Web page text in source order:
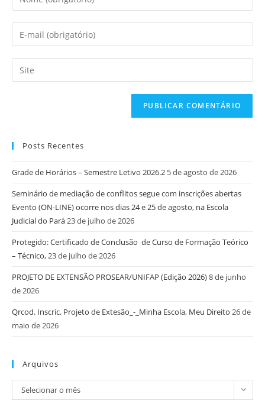
Posts Recentes
Grade de Horários – Semestre Letivo 2026.2 5 de agosto de 2026
Seminário de mediação de conflitos segue com inscrições abertas
Evento (ON-LINE) ocorre nos dias 24 e 25 de agosto, na Escola
Judicial do Pará23 de julho de 2026
Protegido: Certificado de Conclusão de Curso de Formação Teórico
– Técnico,23 de julho de 2026
PROJETO DE EXTENSÃO PROSEAR/UNIFAP (Edição 2026)8 de junho
de 2026
Qrcod. Inscric. Projeto de Extesão_-_Minha Escola, Meu Direito 26 de
maio de 2026
Arquivos
Selecionar o mês